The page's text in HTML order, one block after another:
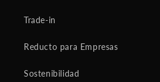
Trade-in
Reducto para Empresas
Sostenibilidad